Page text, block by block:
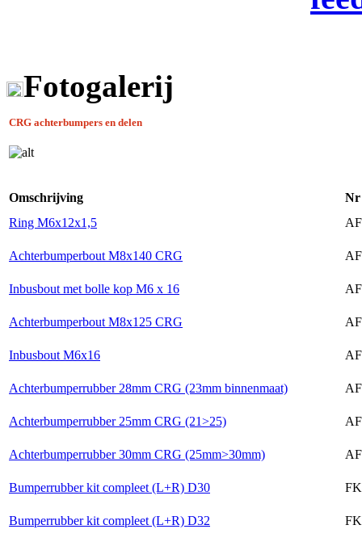
Fotogalerij
CRG achterbumpers en delen
Omschrijving
Nr
Ring M6x12x1,5
Achterbumperbout M8x140 CRG
Inbusbout met bolle kop M6 x 16
Achterbumperbout M8x125 CRG
Inbusbout M6x16
Achterbumperrubber 28mm CRG (23mm binnenmaat)
Achterbumperrubber 25mm CRG (21>25)
Achterbumperrubber 30mm CRG (25mm>30mm)
Bumperrubber kit compleet (L+R) D30
Bumperrubber kit compleet (L+R) D32